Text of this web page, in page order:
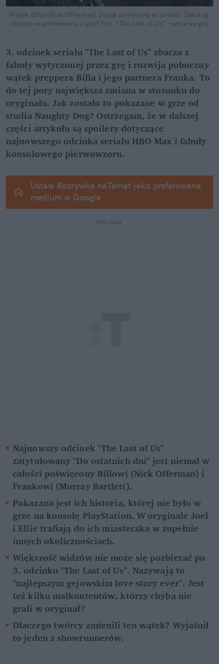
Wątek Billa (Nick Offerman) został zmieniony w serialu. Jakie są
różnice w porównaniu z grą? Fot. "The Last of Us" - serial vs gra
3. odcinek serialu "The Last of Us" zbacza z
fabuły wytyczonej przez grę i rozwija poboczny
wątek preppera Billa i jego partnera Franka. To
do tej pory największa zmiana w stosunku do
oryginału. Jak zostało to pokazane w grze od
studia Naughty Dog? Ostrzegam, że w dalszej
części artykułu są spoilery dotyczące
najnowszego odcinka serialu HBO Max i fabuły
konsolowego pierwowzoru.
Ustaw Rozrywka naTemat jako preferowane
medium w Google
REKLAMA
Najnowszy odcinek "The Last of Us"
zatytułowany "Do ostatnich dni" jest niemal w
całości poświęcony Billowi (Nick Offerman) i
Frankowi (Murray Bartlett).
Pokazana jest ich historia, której nie było w
grze na konsolę PlayStation. W oryginale Joel
i Ellie trafiają do ich miasteczka w zupełnie
innych okolicznościach.
Większość widzów nie może się pozbierać po
3. odcinku "The Last of Us". Nazywają to
"najlepszym gejowskim love story ever". Jest
też kilku malkontentów, którzy chyba nie
grali w oryginał?
Dlaczego twórcy zmienili ten wątek? Wyjaśnił
to jeden z showrunnerów.